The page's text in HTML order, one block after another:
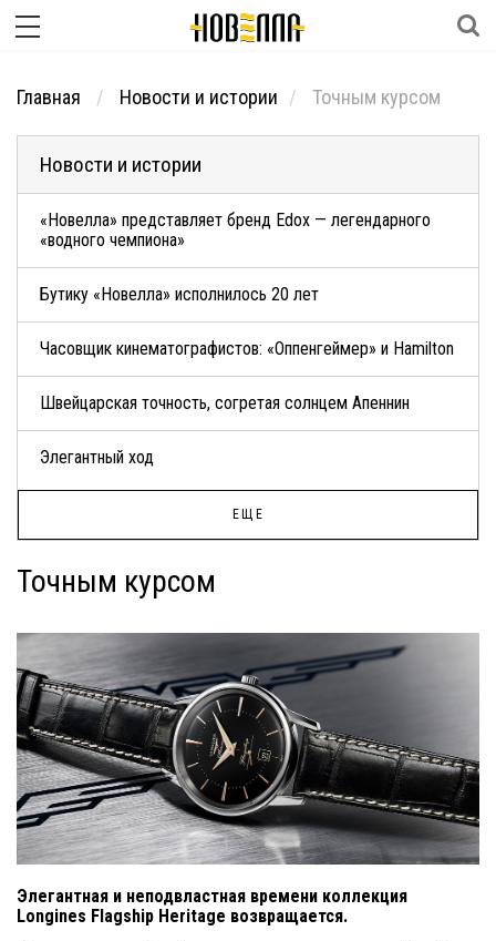
Главная Новости и истории Точным курсом
Новости и истории
«Новелла» представляет бренд Edox — легендарного
«водного чемпиона»
Бутику «Новелла» исполнилось 20 лет
Часовщик кинематографистов: «Оппенгеймер» и Hamilton
Швейцарская точность, согретая солнцем Апеннин
Элегантный ход
ЕЩЕ
Точным курсом
Элегантная и неподвластная времени коллекция
Longines Flagship Heritage возвращается.